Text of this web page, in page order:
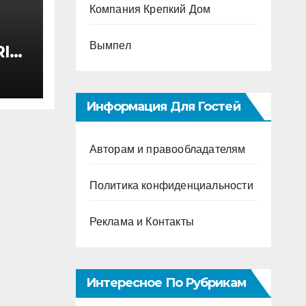
Компания Крепкий Дом
Вымпел
Информация Для Гостей
Авторам и правообладателям
Политика конфиденциальности
Реклама и Контакты
Интересное По Рубрикам